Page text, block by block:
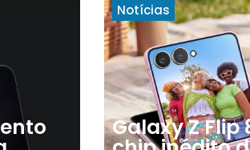
Notícias
Galaxy Z